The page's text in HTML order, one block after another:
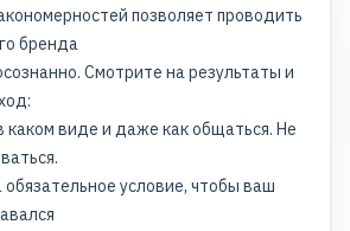
позволяет проводить
бренда
Смотрите на результаты и
каком виде и даже как общаться. Не
обязательное условие, чтобы ваш